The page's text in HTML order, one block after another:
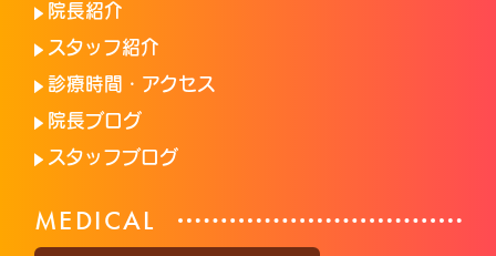
院長紹介
スタッフ紹介
診療時間・アクセス
院長ブログ
スタッフブログ
MEDICAL